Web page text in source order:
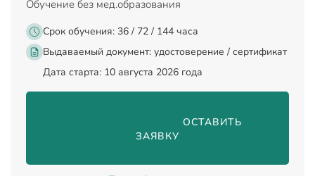
Обучение без мед.образования
Срок обучения: 36 / 72 / 144 часа
Выдаваемый документ: удостоверение / сертификат
Дата старта: 10 августа 2026 года
                                ОСТАВИТЬ
ЗАЯВКУ